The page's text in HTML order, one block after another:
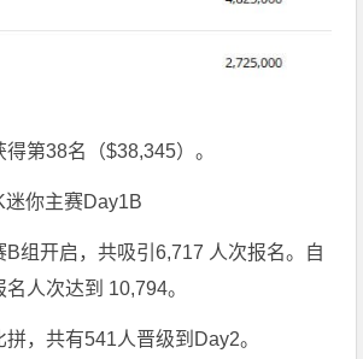
得第38名（$38,345）。
迷你主赛Day1B
B组开启，共吸引6,717 人次报名。自
人次达到 10,794。
，共有541人晋级到Day2。